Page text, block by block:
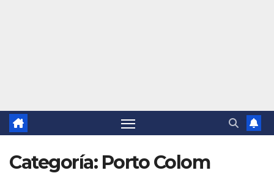
Categoría: Porto Colom